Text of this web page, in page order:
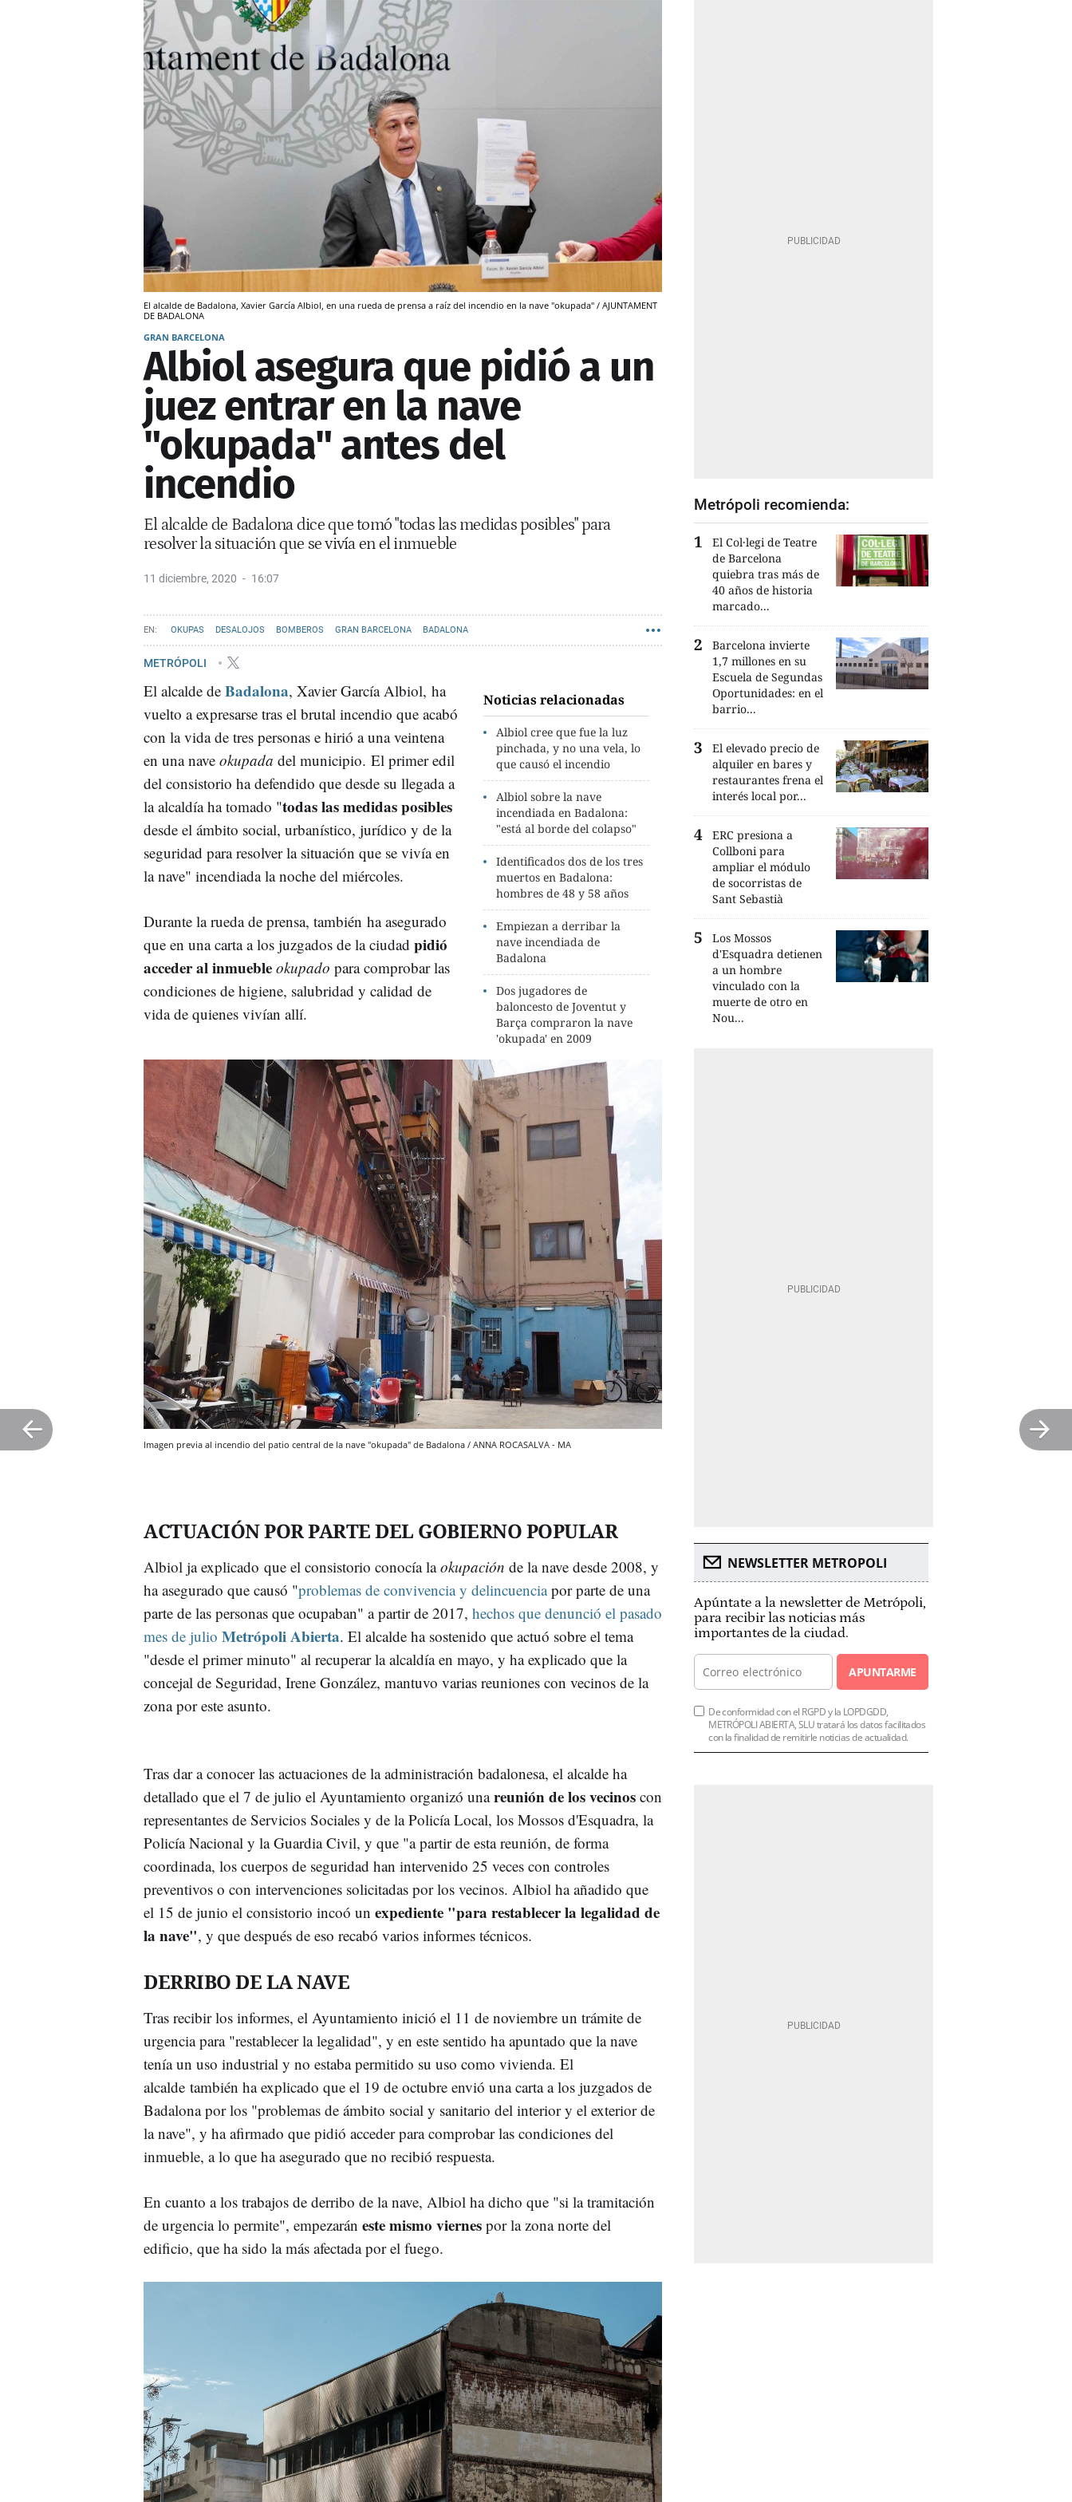
El alcalde de Badalona, Xavier García Albiol, en una rueda de prensa a raíz del incendio en la nave "okupada" / AJUNTAMENT
DE BADALONA
GRAN BARCELONA
Albiol asegura que pidió a un
juez entrar en la nave
"okupada" antes del
incendio
El alcalde de Badalona dice que tomó "todas las medidas posibles" para
resolver la situación que se vivía en el inmueble
11 diciembre, 2020 16:07
OKUPAS DESALOJOS BOMBEROS GRAN BARCELONA BADALONA
METRÓPOLI
Noticias relacionadas
Albiol cree que fue la luz
pinchada, y no una vela, lo
que causó el incendio
Albiol sobre la nave
incendiada en Badalona:
"está al borde del colapso"
Identificados dos de los tres
muertos en Badalona:
hombres de 48 y 58 años
Empiezan a derribar la
nave incendiada de
Badalona
Dos jugadores de
baloncesto de Joventut y
Barça compraron la nave
'okupada' en 2009
El alcalde de Badalona, Xavier García Albiol, ha
vuelto a expresarse tras el brutal incendio que acabó
con la vida de tres personas e hirió a una veintena
en una nave okupada del municipio. El primer edil
del consistorio ha defendido que desde su llegada a
la alcaldía ha tomado "todas las medidas posibles
desde el ámbito social, urbanístico, jurídico y de la
seguridad para resolver la situación que se vivía en
la nave" incendiada la noche del miércoles.
Durante la rueda de prensa, también ha asegurado
que en una carta a los juzgados de la ciudad pidió
acceder al inmueble okupado para comprobar las
condiciones de higiene, salubridad y calidad de
vida de quienes vivían allí.
Imagen previa al incendio del patio central de la nave "okupada" de Badalona / ANNA ROCASALVA - MA
ACTUACIÓN POR PARTE DEL GOBIERNO POPULAR
Albiol ja explicado que el consistorio conocía laokupación de la nave desde 2008, y
ha asegurado que causó "problemas de convivencia y delincuenciapor parte de una
parte de las personas que ocupaban" a partir de 2017, hechos que denunció el pasado
mes de julio Metrópoli Abierta. El alcalde ha sostenido que actuó sobre el tema
"desde el primer minuto" al recuperar la alcaldía en mayo, y ha explicado que la
concejal de Seguridad, Irene González, mantuvo varias reuniones con vecinos de la
zona por este asunto.
Tras dar a conocer las actuaciones de la administración badalonesa, el alcalde ha
detallado que el 7 de julio el Ayuntamiento organizó unareunión de los vecinos con
representantes de Servicios Sociales y de la Policía Local, los Mossos d'Esquadra, la
Policía Nacional y la Guardia Civil, y que "a partir de esta reunión, de forma
coordinada, los cuerpos de seguridad han intervenido 25 veces con controles
preventivos o con intervenciones solicitadas por los vecinos. Albiol ha añadido que
el 15 de junio el consistorio incoó un expediente "para restablecer la legalidad de
la nave", y que después de eso recabó varios informes técnicos.
DERRIBO DE LA NAVE
Tras recibir los informes, el Ayuntamiento inició el 11 de noviembre un trámite de
urgencia para "restablecer la legalidad", y en este sentido ha apuntado que la nave
tenía un uso industrial y no estaba permitido su uso como vivienda. El
alcalde también ha explicado que el 19 de octubre envió una carta a los juzgados de
Badalona por los "problemas de ámbito social y sanitario del interior y el exterior de
la nave", y ha afirmado que pidió acceder para comprobar las condiciones del
inmueble, a lo que ha asegurado que no recibió respuesta.
En cuanto a los trabajos de derribo de la nave, Albiol ha dicho que "si la tramitación
de urgencia lo permite", empezarán este mismo viernes por la zona norte del
edificio, que ha sido la más afectada por el fuego.
Metrópoli recomienda:
El Col·legi de Teatre
de Barcelona
quiebra tras más de
40 años de historia
marcado...
Barcelona invierte
1,7 millones en su
Escuela de Segundas
Oportunidades: en el
barrio...
El elevado precio de
alquiler en bares y
restaurantes frena el
interés local por...
ERC presiona a
Collboni para
ampliar el módulo
de socorristas de
Sant Sebastià
Los Mossos
d'Esquadra detienen
a un hombre
vinculado con la
muerte de otro en
Nou...
NEWSLETTER METROPOLI
Apúntate a la newsletter de Metrópoli,
para recibir las noticias más
importantes de la ciudad.
APUNTARME
De conformidad con el RGPD y la LOPDGDD,
METRÓPOLI ABIERTA, SLU tratará los datos facilitados
con la finalidad de remitirle noticias de actualidad.